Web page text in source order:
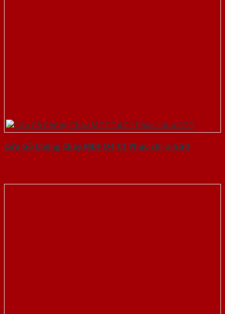
Cửa Gỗ Chống Cháy MDF O4-C1 Phào chi-a-SGD